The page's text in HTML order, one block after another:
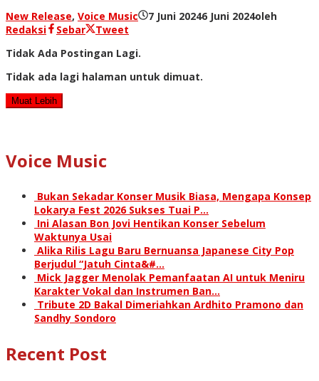
New Release, Voice Music 7 Juni 20246 Juni 2024oleh
Redaksi
Sebar
Tweet
Tidak Ada Postingan Lagi.
Tidak ada lagi halaman untuk dimuat.
Muat Lebih
Voice Music
Bukan Sekadar Konser Musik Biasa, Mengapa Konsep
Lokarya Fest 2026 Sukses Tuai P…
Ini Alasan Bon Jovi Hentikan Konser Sebelum
Waktunya Usai
Alika Rilis Lagu Baru Bernuansa Japanese City Pop
Berjudul “Jatuh Cinta&#…
Mick Jagger Menolak Pemanfaatan AI untuk Meniru
Karakter Vokal dan Instrumen Ban…
Tribute 2D Bakal Dimeriahkan Ardhito Pramono dan
Sandhy Sondoro
Recent Post